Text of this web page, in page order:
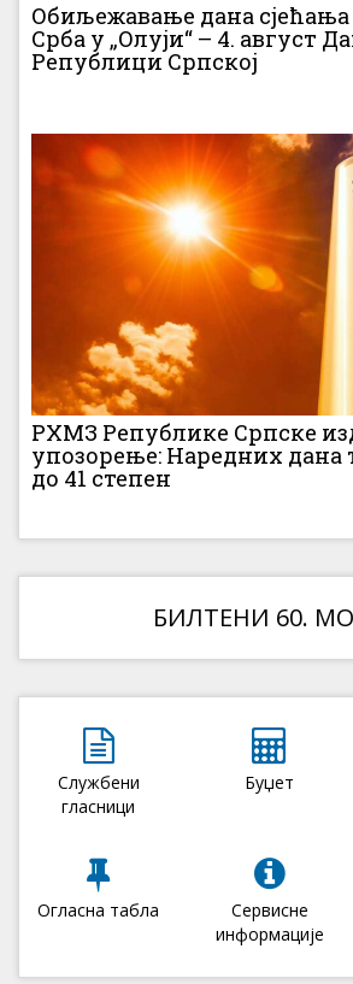
Обиљежавање дана
Срба у „Олуји“ – 4. август
Републици Српској
РХМЗ Републике Српске
упозорење: Наредних дана
до 41 степен
БИЛТЕНИ 60.
Службени
гласници
Буџет
Огласна табла
Сервисне
информације